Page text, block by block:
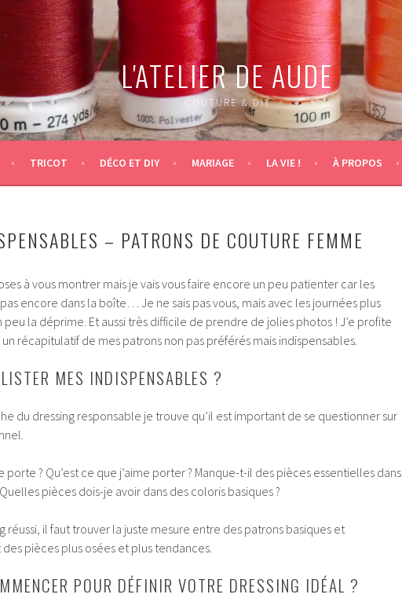
L'ATELIER DE AUDE
COUTURE & DIY
TRICOT DÉCO ET DIY MARIAGE LA VIE ! À PROPOS
– PATRONS DE COUTURE FEMME
à vous montrer mais je vais vous faire encore un peu patienter car les
encore dans la boîte… Je ne sais pas vous, mais avec les journées plus
peu la déprime. Et aussi très difficile de prendre de jolies photos ! J’e profite
récapitulatif de mes patrons non pas préférés mais indispensables.
MES INDISPENSABLES ?
du dressing responsable je trouve qu’il est important de se questionner sur
porte ? Qu’est ce que j’aime porter ? Manque-t-il des pièces essentielles dans
pièces dois-je avoir dans des coloris basiques ?
réussi, il faut trouver la juste mesure entre des patrons basiques et
pièces plus osées et plus tendances.
POUR DÉFINIR VOTRE DRESSING IDÉAL ?